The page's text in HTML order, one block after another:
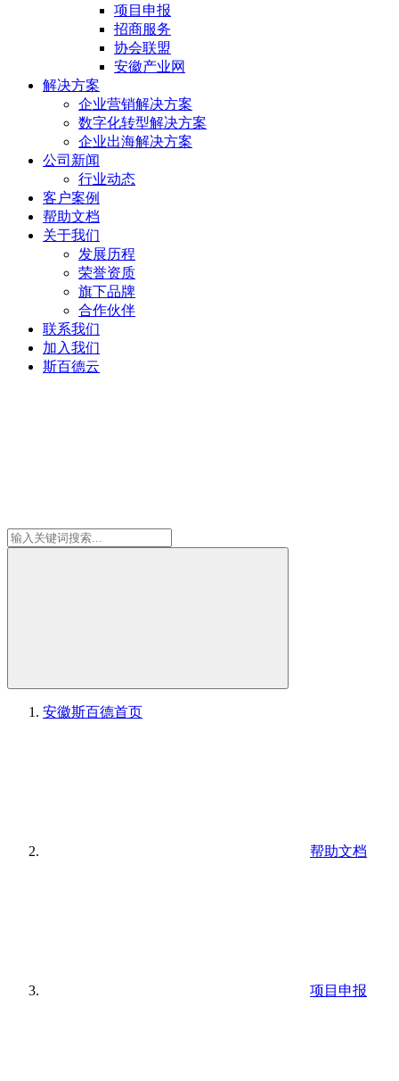
项目申报
招商服务
协会联盟
安徽产业网
解决方案
企业营销解决方案
数字化转型解决方案
企业出海解决方案
公司新闻
行业动态
客户案例
帮助文档
关于我们
发展历程
荣誉资质
旗下品牌
合作伙伴
联系我们
加入我们
斯百德云
安徽斯百德首页
帮助文档
项目申报